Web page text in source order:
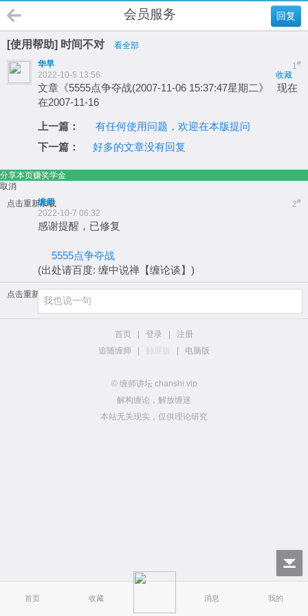
首页 收藏 消息 我的
回复
会员服务
[使用帮助] 时间不对 看全部
1#
华早
收藏
2022-10-5 13:56
文章《5555点争夺战(2007-11-06 15:37:47星期二》 现在
在2007-11-16
上一篇：
有任何使用问题，欢迎在本版提问
下一篇：
好多的文章没有回复
分享本页赚奖学金
取消
点击重新加载
2#
缠师
2022-10-7 06:32
感谢提醒，已修复
5555点争夺战
(出处请百度: 缠中说禅【缠论谈】)
点击重新加载
首页 登录
注册
追随缠师
触屏版 电脑版
© 缠师讲坛 chanshi.vip
解构缠论，解放缠迷
本站无关现实，仅供理论研究